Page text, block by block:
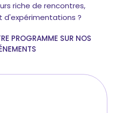
riche de rencontres,
d'expérimentations ?
PROGRAMME SUR NOS